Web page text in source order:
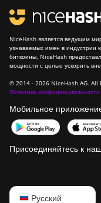
NiceHash является ведущим
узнаваемых имен в индустрии
биткоины, NiceHash
мощности с целью ускорить
© 2014 - 2026 NiceHash AG. All
Политика конфиденциальности
Мобильное
Присоединяйтесь к
Русский
English